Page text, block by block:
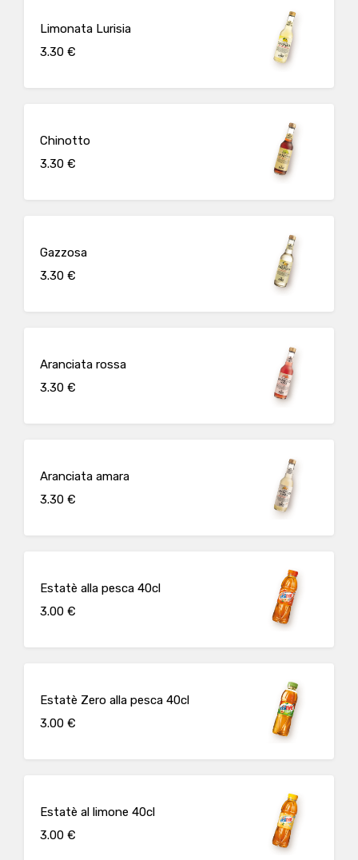
Limonata Lurisia
3.30 €
Chinotto
3.30 €
Gazzosa
3.30 €
Aranciata rossa
3.30 €
Aranciata amara
3.30 €
Estatè alla pesca 40cl
3.00 €
Estatè Zero alla pesca 40cl
3.00 €
Estatè al limone 40cl
3.00 €